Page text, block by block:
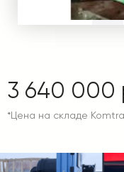
3 640 000
*Цена на складе